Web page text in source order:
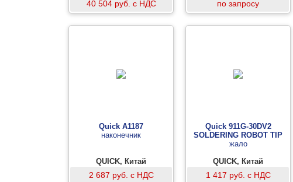
40 504 руб. с НДС по запросу
Quick A1187
наконечник
QUICK, Китай
2 687 руб. с НДС
Quick 911G-30DV2
SOLDERING ROBOT TIP
жало
QUICK, Китай
1 417 руб. с НДС